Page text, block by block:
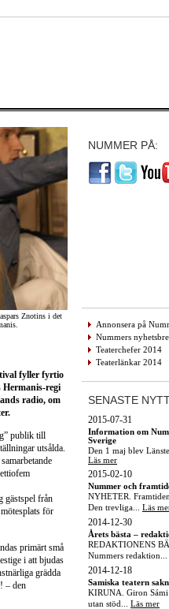
Znotins i det
fyller fyrtio
Hermanis-regi
radio, om
publik till
utsålda.
gästspel från
för
primärt små
i att bjudas
grädda
– den
NUMMER PÅ:
Annonsera på
Nummers
Teaterchefer 2014
Teaterlänkar 2014
SENASTE
2015-07-31
Information om
Sverige
Den 1 maj blev
Läs mer
2015-02-10
Nummer och
NYHETER.
Den trevliga... Läs
2014-12-30
Årets bästa –
REDAKTIONENS
Nummers redaktion...
2014-12-18
Samiska teatern
KIRUNA. Giron Sámi
utan stöd... Läs mer